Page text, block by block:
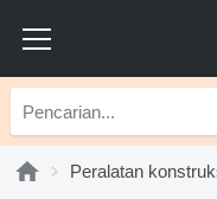
Peralatan